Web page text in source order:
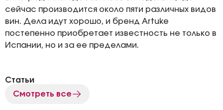
сейчас производится около пяти различных видов
вин. Дела идут хорошо, и бренд Artuke
постепенно приобретает известность не только в
Испании, но и за ее пределами.
Статьи
Смотреть все